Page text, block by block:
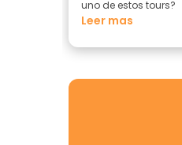
uno de estos tours?
Leer mas